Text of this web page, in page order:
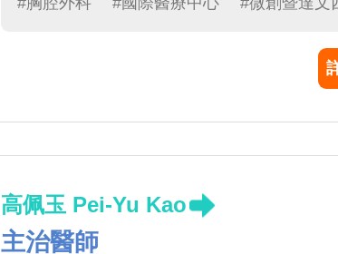
高佩玉 Pei-Yu Kao
主治醫師